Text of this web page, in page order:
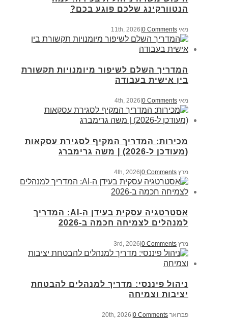
הנטוורקינג שלכם פוגע בכם?
מאי 11th, 2026 0 Comments
המדריך השלם לשיפור מיומנויות תקשורת
בין אישית בעבודה
מאי 4th, 2026 0 Comments
מכירות: המדריך המקיף לסגירת עסקאות
(מעודכן ל-2026) | משה גרימברג
מרץ 4th, 2026 0 Comments
אסטרטגיה עסקית בעידן ה-AI: המדריך
למנהלים לצמיחה חכמה ב-2026
מרץ 3rd, 2026 |0 Comments
ניהול פיננסי: מדריך למנהלים להבטחת
יציבות וצמיחה
פברואר 20th, 2026 0 Comments